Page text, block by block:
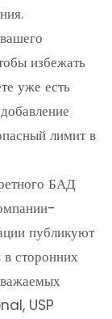
избежать
уже есть
лимит в
БАД
публикуют
в сторонних
USP